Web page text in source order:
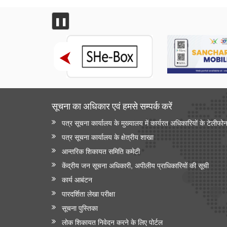
बी.टेक की पढ़ाई पूरी करने में छात्रवृत्ति सहायता ने कैसे मदद की
वित्तीय बाधाओं से लेकर तकनीकी आकांक्षाओं तक: यारा महेश को
बी.टेक की पढ़ाई पूरी करने में छात्रवृत्ति सहायता ने कैसे मदद की
अन्य
केंद्रीकृत जन शिकायत निवारण और निगरानी प्रणाली
(सीपीग्राम)
❚❚
सूचना का अधिकार एवं हमसे सम्‍पर्क करें
पत्र सूचना कार्यालय के मुख्यालय में कार्यरत अधिकारियों के
पत्र सूचना कार्यालय के क्षेत्रीय शाखा
आन्‍तरिक शिकायत समिति कमेटी
केंद्रीय जन सूचना अधिकारी, अपीलीय प्राधिकारियों की सूची
कार्य आबंटन
पारदर्शिता लेखा परीक्षा
सूचना पुस्तिका
लोक शिकायत निवेदन करने के लिए पोर्टल